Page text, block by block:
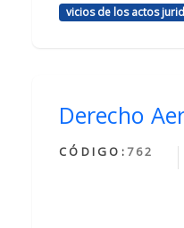
vicios de los actos
Derecho
CÓDIGO: 762